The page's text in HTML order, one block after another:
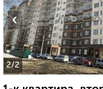
2/2
‹